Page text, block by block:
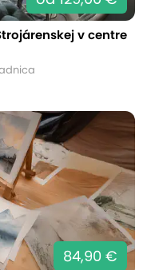
v centre
84,90 €